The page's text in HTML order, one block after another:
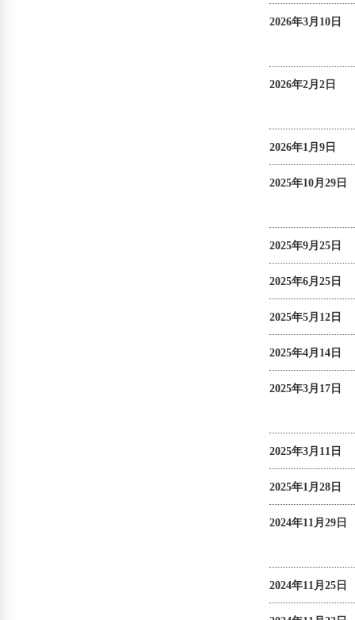
2026年3月10日
2026年2月2日
2026年1月9日
2025年10月29日
2025年9月25日
2025年6月25日
2025年5月12日
2025年4月14日
2025年3月17日
2025年3月11日
2025年1月28日
2024年11月29日
2024年11月25日